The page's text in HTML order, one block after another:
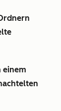
einem